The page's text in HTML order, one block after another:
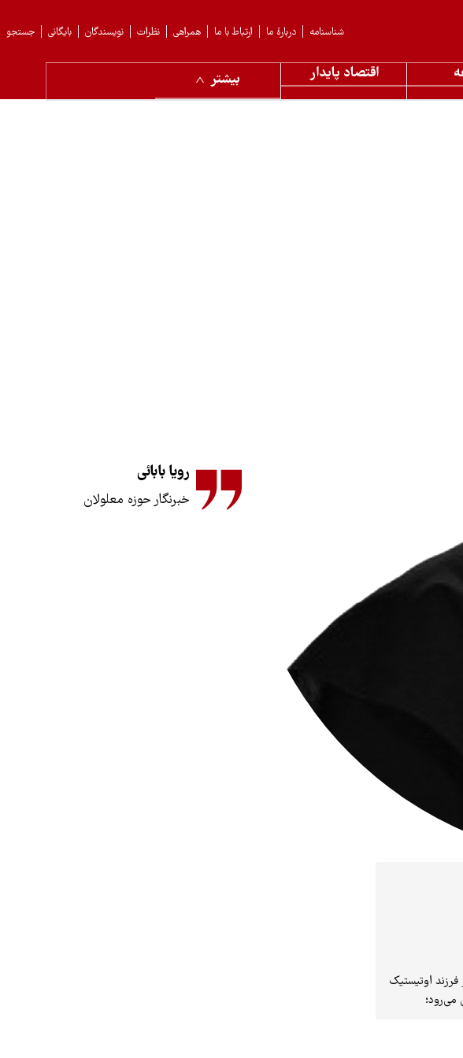
جستجو بایگانی نویسندگان نظرات همراهی ارتباط با ما دربارهٔ ما شناسنامه
اقتصاد پایدار بیشتر
رویا بابائی
خبرنگار حوزه معلولان
اوتیستیک
می‌رود؛